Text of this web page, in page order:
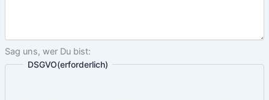
Sag uns, wer Du bist:
DSGVO(erforderlich)